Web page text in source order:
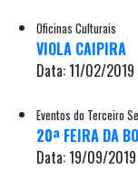
Oficinas Culturais
VIOLA CAIPIRA
Data: 11/02/
Eventos do Terceiro
20ª FEIRA DA
Data: 19/09/